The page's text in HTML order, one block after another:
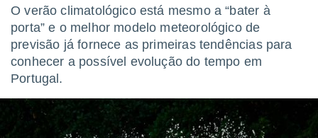
a este
das
e
digital
O verão climatológico está mesmo a “bater à
porta” e o melhor modelo meteorológico de
previsão já fornece as primeiras tendências para
conhecer a possível evolução do tempo em
Portugal.